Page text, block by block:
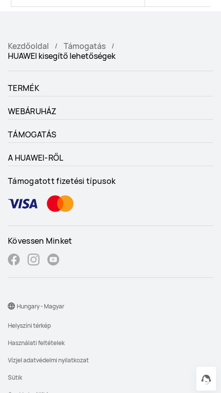
Kezdőoldal
Támogatás
HUAWEI kisegítő lehetőségek
TERMÉK
WEBÁRUHÁZ
TÁMOGATÁS
A HUAWEI-RŐL
Támogatott fizetési típusok
Kövessen Minket
Helyszíni térkép
Használati feltételek
Vízjel adatvédelmi nyilatkozat
Sütik
Hungary - Magyar